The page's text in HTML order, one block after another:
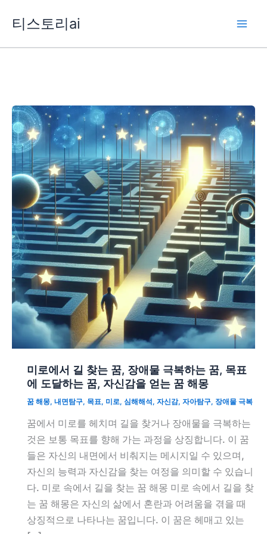
티스토리ai
미로에서 길 찾는 꿈, 장애물 극복하는 꿈, 목표
에 도달하는 꿈, 자신감을 얻는 꿈 해몽
꿈 해몽, 내면탐구, 목표, 미로, 심해해석 , 자신감, 자아탐구, 장애물 극복
꿈에서 미로를 헤치며 길을 찾거나 장애물을 극복하는
것은 보통 목표를 향해 가는 과정을 상징합니다. 이 꿈
들은 자신의 내면에서 비춰지는 메시지일 수 있으며,
자신의 능력과 자신감을 찾는 여정을 의미할 수 있습니
다. 미로 속에서 길을 찾는 꿈 해몽 미로 속에서 길을 찾
는 꿈 해몽은 자신의 삶에서 혼란과 어려움을 겪을 때
상징적으로 나타나는 꿈입니다. 이 꿈은 헤매고 있는